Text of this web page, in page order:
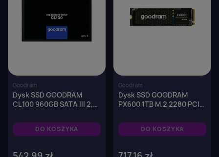
Goodram
Dysk SSD GOODRAM
CL100 960GB SATA III 2,5"
7mm
DO KOSZYKA
Goodram
Dysk SSD GOODRAM
PX600 1TB M.2 2280 PCIe
DO KOSZYKA